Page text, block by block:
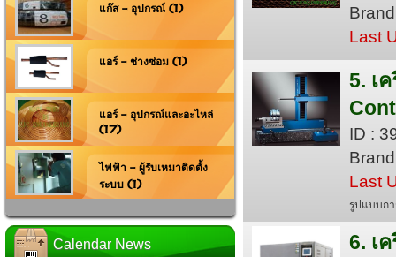
Last
5. เ
ID :
Last
รูปแบบก
6. เ
แก๊ส - อุปกรณ์ (1)
แอร์ - ช่างซ่อม (1)
แอร์ - อุปกรณ์และอะไหล่
(17)
ไฟฟ้า - ผู้รับเหมาติดตั้ง
ระบบ (1)
Calendar News